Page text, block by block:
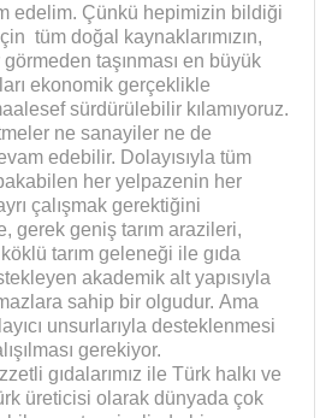
edelim. Çünkü hepimizin bildiği
tüm doğal kaynaklarımızın,
taşınması en büyük
ekonomik gerçeklikle
sürdürülebilir kılamıyoruz.
ne sanayiler ne de
edebilir. Dolayısıyla tüm
her yelpazenin her
çalışmak gerektiğini
gerek geniş tarım arazileri,
tarım geleneği ile gıda
akademik alt yapısıyla
sahip bir olgudur. Ama
unsurlarıyla desteklenmesi
gerekiyor.
gıdalarımız ile Türk halkı ve
üreticisi olarak dünyada çok